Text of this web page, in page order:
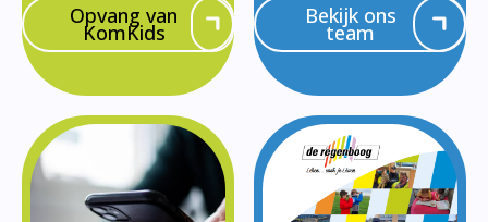
Opvang van
KomKids
Bekijk ons
team